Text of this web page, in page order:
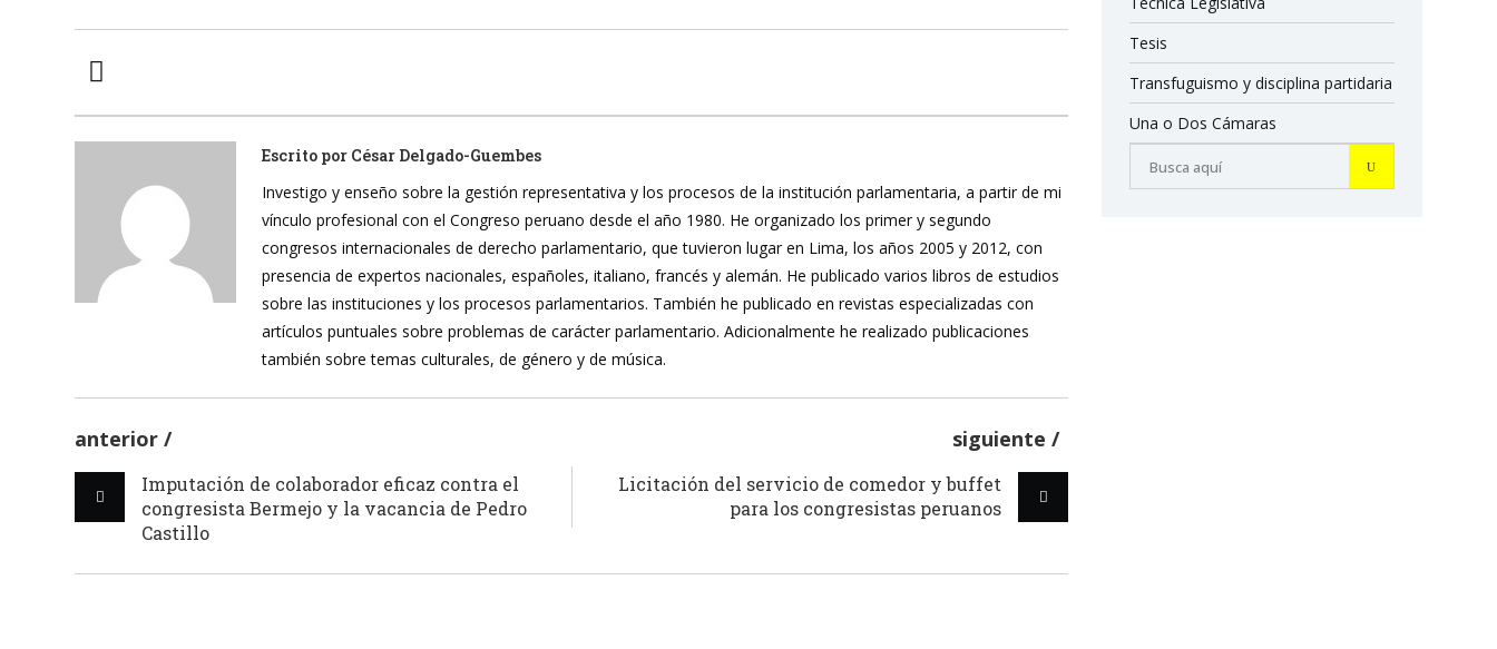
Escrito por César Delgado-Guembes
Investigo y enseño sobre la gestión representativa y los procesos de la institución parlamentaria, a partir de mi
vínculo profesional con el Congreso peruano desde el año 1980. He organizado los primer y segundo
congresos internacionales de derecho parlamentario, que tuvieron lugar en Lima, los años 2005 y 2012, con
presencia de expertos nacionales, españoles, italiano, francés y alemán. He publicado varios libros de estudios
sobre las instituciones y los procesos parlamentarios. También he publicado en revistas especializadas con
artículos puntuales sobre problemas de carácter parlamentario. Adicionalmente he realizado publicaciones
también sobre temas culturales, de género y de música.
anterior siguiente
Imputación de colaborador eficaz contra el
congresista Bermejo y la vacancia de Pedro
Castillo
Licitación del servicio de comedor y buffet
para los congresistas peruanos
Tesis
Transfuguismo y disciplina partidaria
Una o Dos Cámaras